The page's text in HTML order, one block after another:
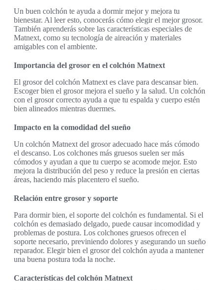
Un buen colchón te ayuda a dormir mejor y mejora tu
bienestar. Al leer esto, conocerás cómo elegir el mejor grosor.
También aprenderás sobre las características especiales de
Matnext, como su tecnología de aireación y materiales
amigables con el ambiente.
Importancia del grosor en el colchón Matnext
El grosor del colchón Matnext es clave para descansar bien.
Escoger bien el grosor mejora el sueño y la salud. Un colchón
con el grosor correcto ayuda a que tu espalda y cuerpo estén
bien alineados mientras duermes.
Impacto en la comodidad del sueño
Un colchón Matnext del grosor adecuado hace más cómodo
el descanso. Los colchones más gruesos suelen ser más
cómodos y ayudan a que tu cuerpo se acomode mejor. Esto
mejora la distribución del peso y reduce la presión en ciertas
áreas, haciendo más placentero el sueño.
Relación entre grosor y soporte
Para dormir bien, el soporte del colchón es fundamental. Si el
colchón es demasiado delgado, puede causar incomodidad y
problemas de postura. Los colchones gruesos ofrecen el
soporte necesario, previniendo dolores y asegurando un sueño
reparador. Elegir bien el grosor del colchón ayuda a mantener
una buena postura toda la noche.
Características del colchón Matnext